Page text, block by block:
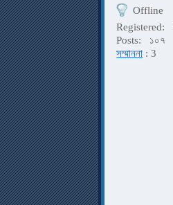
Offline
Registered:
Posts:
১০৭
সম্মাননা : 3